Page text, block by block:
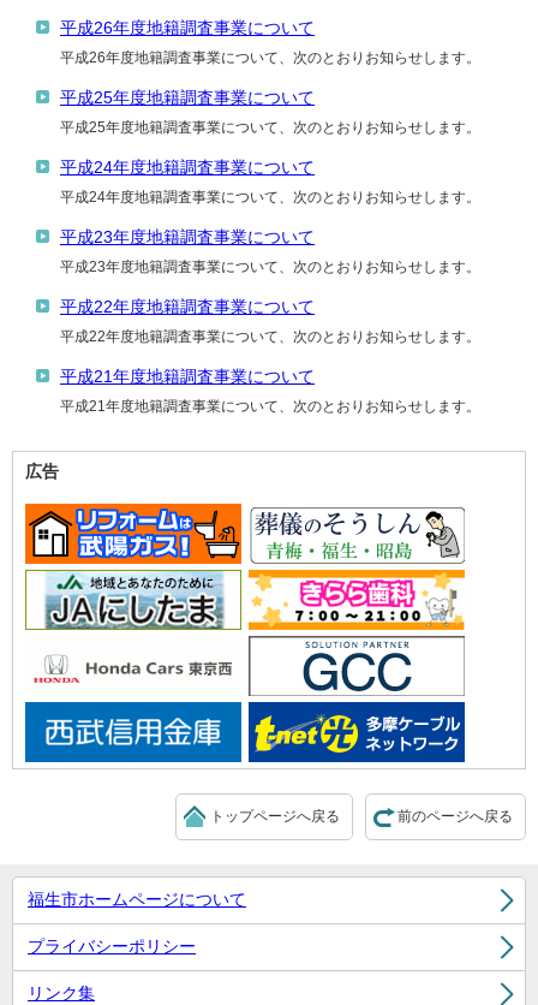
平成26年度地籍調査事業について
平成26年度地籍調査事業について、次のとおりお知らせします。
平成25年度地籍調査事業について
平成25年度地籍調査事業について、次のとおりお知らせします。
平成24年度地籍調査事業について
平成24年度地籍調査事業について、次のとおりお知らせします。
平成23年度地籍調査事業について
平成23年度地籍調査事業について、次のとおりお知らせします。
平成22年度地籍調査事業について
平成22年度地籍調査事業について、次のとおりお知らせします。
平成21年度地籍調査事業について
平成21年度地籍調査事業について、次のとおりお知らせします。
広告
前のページへ戻る
トップページへ戻る
福生市ホームページについて
プライバシーポリシー
リンク集